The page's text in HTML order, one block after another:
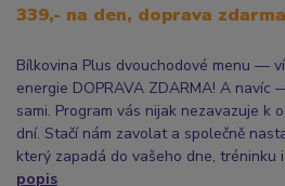
339,- na den, doprava zdarma
Bílkovina Plus dvouchodové menu —
energie DOPRAVA ZDARMA! A navíc
sami. Program vás nijak nezavazuje k
dní. Stačí nám zavolat a společně
který zapadá do vašeho dne, tréninku
popis